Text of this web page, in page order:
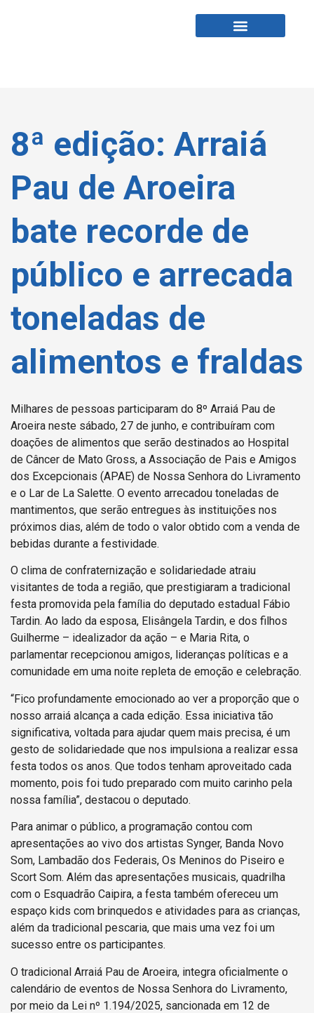
8ª edição: Arraiá
Pau de Aroeira
bate recorde de
público e arrecada
toneladas de
alimentos e fraldas
Milhares de pessoas participaram do 8º Arraiá Pau de
Aroeira neste sábado, 27 de junho, e contribuíram com
doações de alimentos que serão destinados ao Hospital
de Câncer de Mato Gross, a Associação de Pais e Amigos
dos Excepcionais (APAE) de Nossa Senhora do Livramento
e o Lar de La Salette. O evento arrecadou toneladas de
mantimentos, que serão entregues às instituições nos
próximos dias, além de todo o valor obtido com a venda de
bebidas durante a festividade.
O clima de confraternização e solidariedade atraiu
visitantes de toda a região, que prestigiaram a tradicional
festa promovida pela família do deputado estadual Fábio
Tardin. Ao lado da esposa, Elisângela Tardin, e dos filhos
Guilherme – idealizador da ação – e Maria Rita, o
parlamentar recepcionou amigos, lideranças políticas e a
comunidade em uma noite repleta de emoção e celebração.
“Fico profundamente emocionado ao ver a proporção que o
nosso arraiá alcança a cada edição. Essa iniciativa tão
significativa, voltada para ajudar quem mais precisa, é um
gesto de solidariedade que nos impulsiona a realizar essa
festa todos os anos. Que todos tenham aproveitado cada
momento, pois foi tudo preparado com muito carinho pela
nossa família”, destacou o deputado.
Para animar o público, a programação contou com
apresentações ao vivo dos artistas Synger, Banda Novo
Som, Lambadão dos Federais, Os Meninos do Piseiro e
Scort Som. Além das apresentações musicais, quadrilha
com o Esquadrão Caipira, a festa também ofereceu um
espaço kids com brinquedos e atividades para as crianças,
além da tradicional pescaria, que mais uma vez foi um
sucesso entre os participantes.
O tradicional Arraiá Pau de Aroeira, integra oficialmente o
calendário de eventos de Nossa Senhora do Livramento,
por meio da Lei nº 1.194/2025, sancionada em 12 de